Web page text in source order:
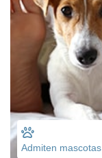
Admiten mascotas